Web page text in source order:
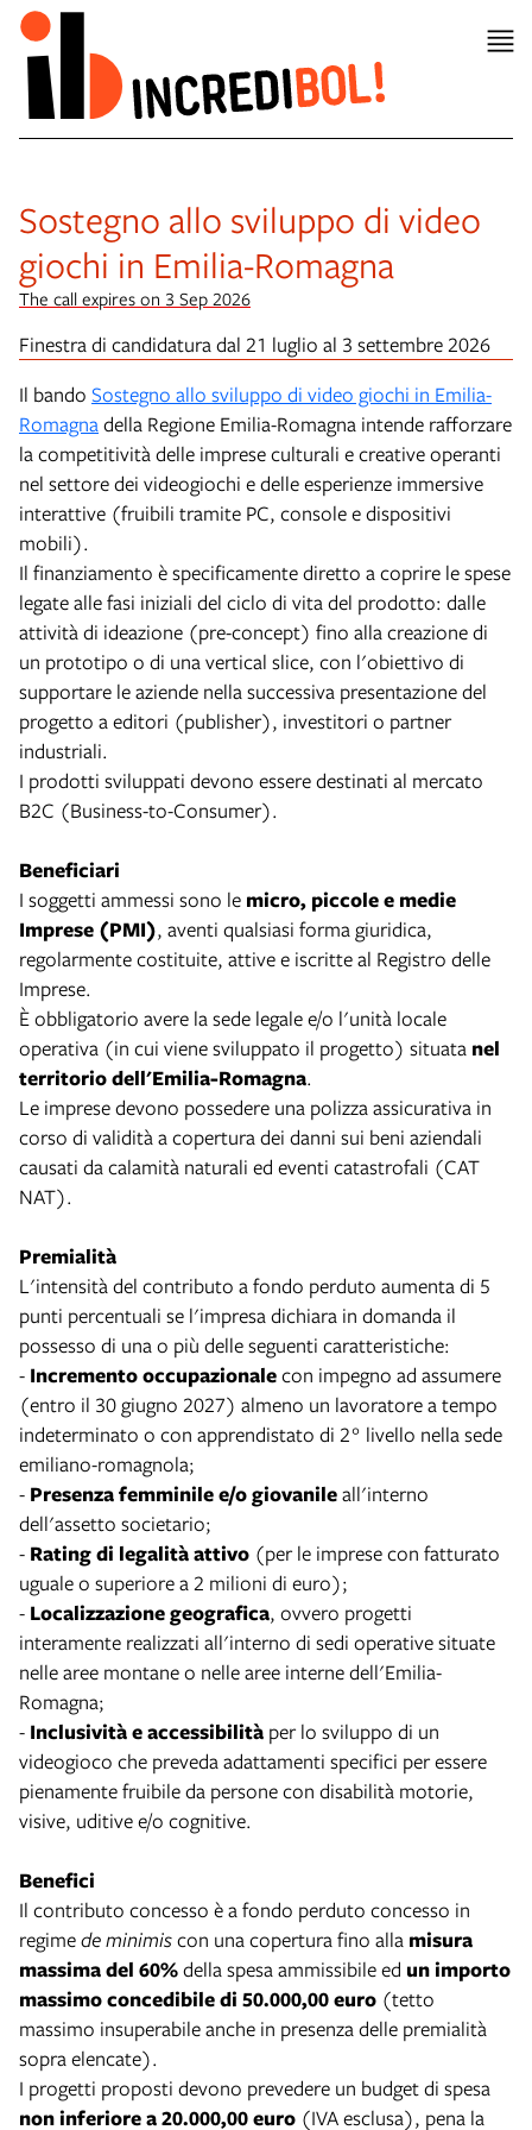
Sostegno allo sviluppo di video
giochi in Emilia-Romagna
The call expires on 3 Sep 2026
Finestra di candidatura dal 21 luglio al 3 settembre 2026
Il bando Sostegno allo sviluppo di video giochi in Emilia-
Romagnadella Regione Emilia-Romagna intende rafforzare
la competitività delle imprese culturali e creative operanti
nel settore dei videogiochi e delle esperienze immersive
interattive (fruibili tramite PC, console e dispositivi
mobili).
Il finanziamento è specificamente diretto a coprire le spese
legate alle fasi iniziali del ciclo di vita del prodotto: dalle
attività di ideazione (pre-concept) fino alla creazione di
un prototipo o di una vertical slice, con l'obiettivo di
supportare le aziende nella successiva presentazione del
progetto a editori (publisher), investitori o partner
industriali.
I prodotti sviluppati devono essere destinati al mercato
B2C (Business-to-Consumer).
Beneficiari
I soggetti ammessi sono le micro, piccole e medie
Imprese (PMI), aventi qualsiasi forma giuridica,
regolarmente costituite, attive e iscritte al Registro delle
Imprese.
È obbligatorio avere la sede legale e/o l'unità locale
operativa (in cui viene sviluppato il progetto) situata nel
territorio dell'Emilia-Romagna.
Le imprese devono possedere una polizza assicurativa in
corso di validità a copertura dei danni sui beni aziendali
causati da calamità naturali ed eventi catastrofali (CAT
NAT).
Premialità
L'intensità del contributo a fondo perduto aumenta di 5
punti percentuali se l'impresa dichiara in domanda il
possesso di una o più delle seguenti caratteristiche:
- Incremento occupazionalecon impegno ad assumere
(entro il 30 giugno 2027) almeno un lavoratore a tempo
indeterminato o con apprendistato di 2° livello nella sede
emiliano-romagnola;
- Presenza femminile e/o giovanileall'interno
dell'assetto societario;
- Rating di legalità attivo (per le imprese con fatturato
uguale o superiore a 2 milioni di euro);
- Localizzazione geografica, ovvero progetti
interamente realizzati all'interno di sedi operative situate
nelle aree montane o nelle aree interne dell'Emilia-
Romagna;
- Inclusività e accessibilità per lo sviluppo di un
videogioco che preveda adattamenti specifici per essere
pienamente fruibile da persone con disabilità motorie,
visive, uditive e/o cognitive.
Benefici
Il contributo concesso è a fondo perduto concesso in
regimede minimiscon una copertura fino alla misura
massima del 60%della spesa ammissibile ed un importo
massimo concedibile di 50.000,00 euro (tetto
massimo insuperabile anche in presenza delle premialità
sopra elencate).
I progetti proposti devono prevedere un budget di spesa
non inferiore a 20.000,00 euro (IVA esclusa), pena la